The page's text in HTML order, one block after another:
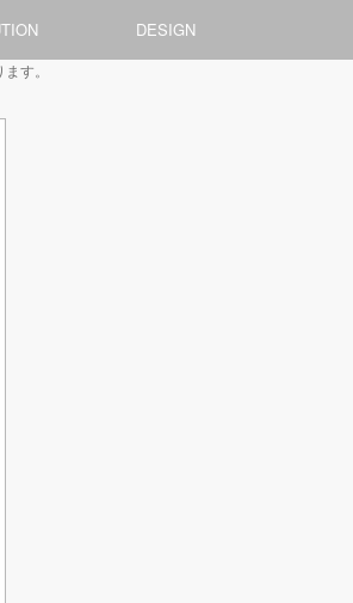
DESIGN
す。